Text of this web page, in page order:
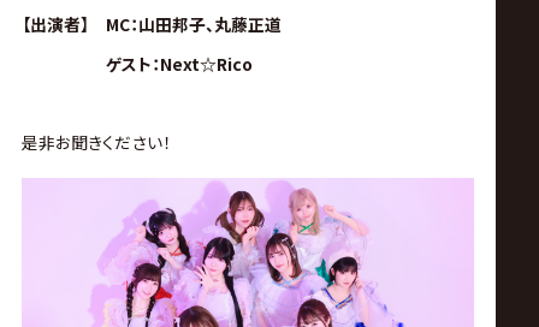
【出演者】 MC：山田邦子、丸藤正道
ゲスト：Next☆Rico
是非お聞きください！